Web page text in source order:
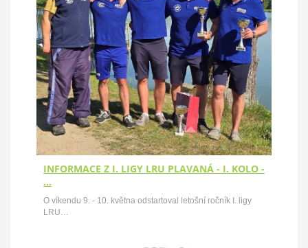
INFORMACE Z I. LIGY LRU PLAVANÁ - I. KOLO -
…
O víkendu 9. - 10. května odstartoval letošní ročník I. ligy
LRU…